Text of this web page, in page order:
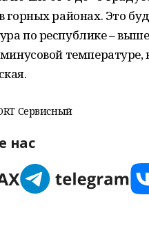
горных районах. Это
по республике –
минусовой
Сервисный
нас